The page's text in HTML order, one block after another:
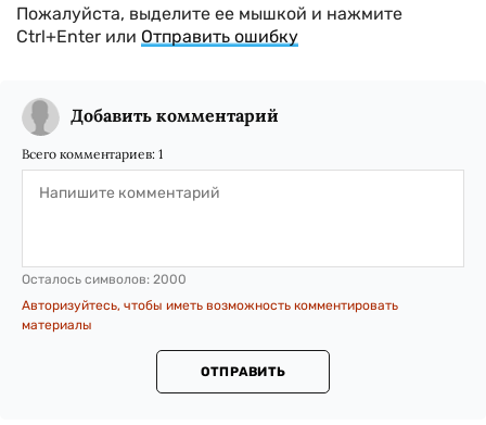
Пожалуйста, выделите ее мышкой и нажмите
Ctrl+Enter или Отправить ошибку
Добавить комментарий
Всего комментариев: 1
Осталось символов: 2000
Авторизуйтесь, чтобы иметь возможность комментировать
материалы
ОТПРАВИТЬ